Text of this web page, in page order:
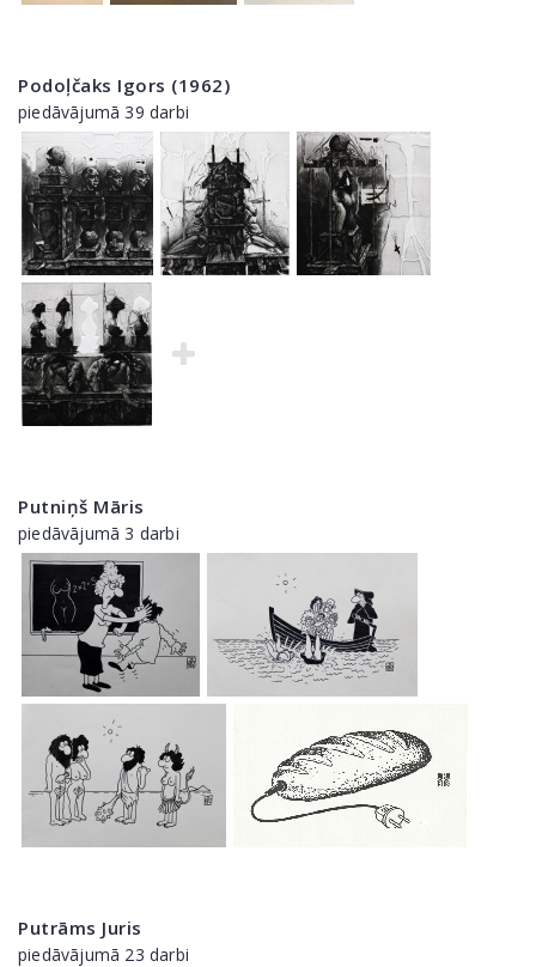
Podoļčaks Igors (1962)
piedāvājumā 39 darbi
Putniņš Māris
piedāvājumā 3 darbi
Putrāms Juris
piedāvājumā 23 darbi